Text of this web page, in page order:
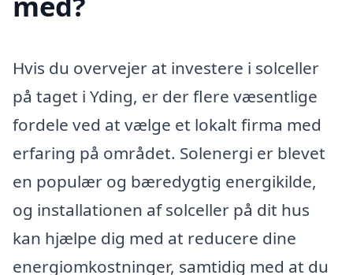
Hvis du overvejer at investere i solceller
på taget i Yding, er der flere væsentlige
fordele ved at vælge et lokalt firma med
erfaring på området. Solenergi er blevet
en populær og bæredygtig energikilde,
og installationen af solceller på dit hus
kan hjælpe dig med at reducere dine
energiomkostninger, samtidig med at du